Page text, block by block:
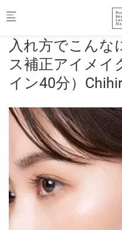
入れ方でこんな
ス補正アイメイ
イン40分）